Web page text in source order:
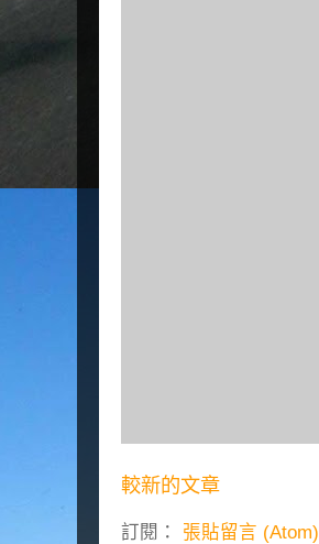
較新的文章
訂閱： 張貼留言 (Atom)